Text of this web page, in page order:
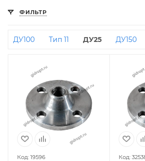
ФИЛЬТР
ДУ100 Тип 11 ДУ25 ДУ150
ДУ80 РУ16
Код: 19596 Код: